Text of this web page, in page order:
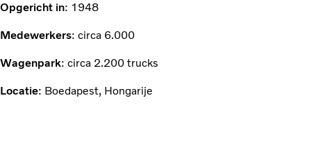
Opgericht in: 1948
Medewerkers: circa 6.000
Wagenpark: circa 2.200 trucks
Locatie: Boedapest, Hongarije